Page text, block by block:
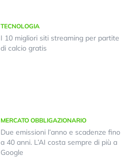
TECNOLOGIA
I 10 migliori siti streaming per partite
di calcio gratis
MERCATO OBBLIGAZIONARIO
Due emissioni l’anno e scadenze fino
a 40 anni. L’AI costa sempre di più a
Google